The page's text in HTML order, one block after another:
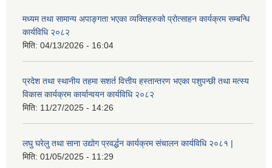
मध्यम तथा सामान्य अपाङ्गता भएका व्यक्तिहरुको प्रोत्साहन कार्यक्रम सम्बन्धि
कार्यविधि २०८२
मिति: 04/13/2026 - 16:04
प्रदेश तथा स्थानीय तहमा सशर्त वित्तीय हस्तान्तरण भएका पशुपन्छी तथा मत्स्य
विकास कार्यक्रम कार्यान्वयन कार्यविधि २०८२
मिति: 11/27/2025 - 14:26
लघु घरेलु तथा साना उद्योग प्रवर्द्धन कार्यक्रम संचालन कार्यविधि २०८१ |
मिति: 01/05/2025 - 11:29